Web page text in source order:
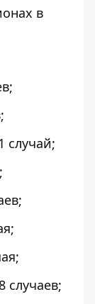
в
случай;
случаев;